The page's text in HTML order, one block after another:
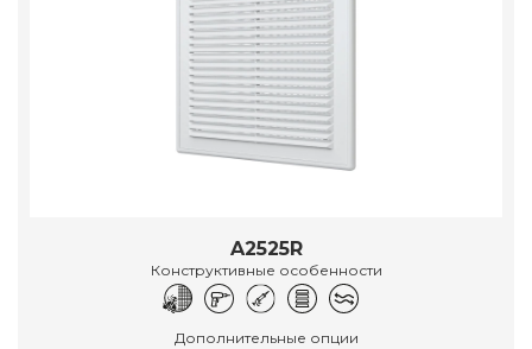
A2525R
Конструктивные особенности
Дополнительные опции